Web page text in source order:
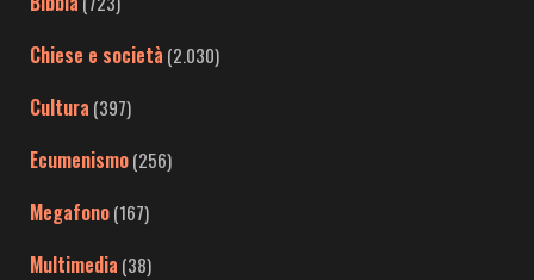
Chiese e società (2.030)
Cultura (397)
Ecumenismo(256)
Megafono(167)
Multimedia (38)